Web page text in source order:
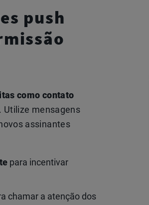
push
como contato
. Utilize mensagens
assinantes
para incentivar
chamar a atenção dos